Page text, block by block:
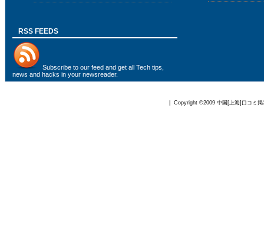
RSS FEEDS
Subscribe to our feed and get all Tech tips,
news and hacks in your newsreader.
| Copyright ©2009 中国[上海]口コミ掲